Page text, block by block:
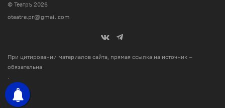
© Театръ 2026
oteatre.pr@gmail.com
При цитировании материалов сайта, прямая ссылка на источник –
обязательна
.